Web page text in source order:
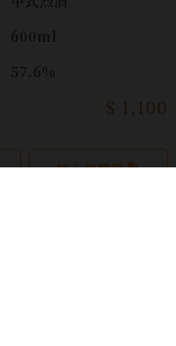
加入詢問單